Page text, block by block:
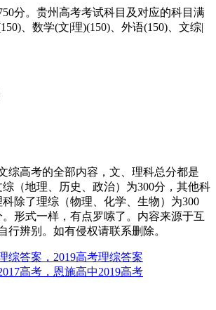
分。贵州高考考试科目及对应的科目满
、数学(文|理)(150)、外语(150)、文综|
综高考的全部内容，文、理科总分都是
（地理、历史、政治）为300分，其他科
科除了理综（物理、化学、生物）为300
形式一样，有点罗嗦了。内容来源于互
行辨别。如有侵权请联系删除。
综答案，2019高考理综答案
高考，恩施高中2019高考